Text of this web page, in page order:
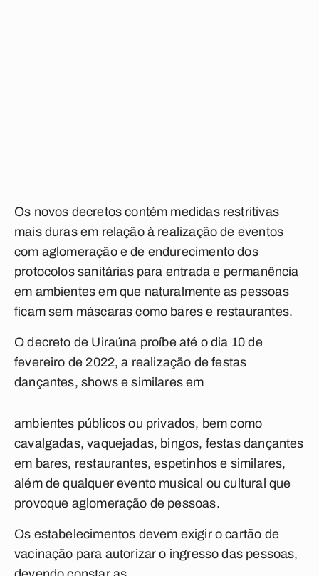
Os novos decretos contém medidas restritivas
mais duras em relação à realização de eventos
com aglomeração e de endurecimento dos
protocolos sanitárias para entrada e permanência
em ambientes em que naturalmente as pessoas
ficam sem máscaras como bares e restaurantes.
O decreto de Uiraúna proíbe até o dia 10 de
fevereiro de 2022, a realização de festas
dançantes, shows e similares em
ambientes públicos ou privados, bem como
cavalgadas, vaquejadas, bingos, festas dançantes
em bares, restaurantes, espetinhos e similares,
além de qualquer evento musical ou cultural que
provoque aglomeração de pessoas.
Os estabelecimentos devem exigir o cartão de
vacinação para autorizar o ingresso das pessoas,